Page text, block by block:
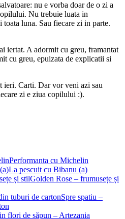
nu e vorba doar de o zi a
Nu trebuie luata in
luna. Sau fiecare zi in parte.
iertat. A adormit cu greu, framantat
cu greu, epuizata de explicatii si
ieri. Carti. Dar vor veni azi sau
zi e ziua copilului :).
Performanta cu Michelin
La pescuit cu Bibanu (a)
Golden Rose – frumusețe și
Spre spatiu –